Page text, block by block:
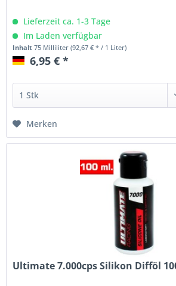
Lieferzeit ca. 1-3 Tage
Im Laden verfügbar
Inhalt75 Milliliter(92,67 € * / 1 Liter)
6,95 € *
Merken
Ultimate 7.000cps Silikon Difföl